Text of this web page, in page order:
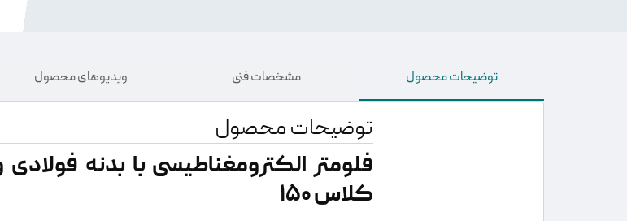
توضیحات محصول مشخصات فنی ویدیو‌های محصول
توضیحات محصول
کلاس 150